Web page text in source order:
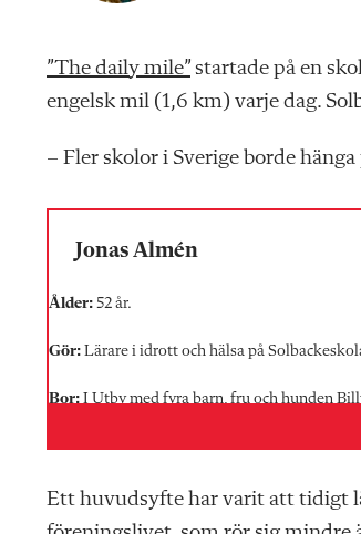
”The daily mile” startade på en
engelsk mil (1,6 km) varje dag.
– Fler skolor i Sverige borde
Jonas Almén
Ålder: 52 år.
Gör: Lärare i idrott och hälsa på
Bor: I Utby med fyra barn, fru och hunden
Bästa minnet från fotbollskarriären:
Det bästa med The daily mile:Att alla kan
Ett huvudsyfte har varit att tidigt